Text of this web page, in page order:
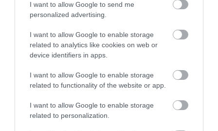
I want to allow Google to send me
personalized advertising.
I want to allow Google to enable storage
related to analytics like cookies on web or
device identifiers in apps.
I want to allow Google to enable storage
related to functionality of the website or app.
I want to allow Google to enable storage
related to personalization.
προσθέσετε ζεστασιά, στυλ και χαρακτήρα σε κάθε
χώρο. Επιλέξτε το για ένα άγγιγμα φυσικής ομορφιάς
και σύγχρονης αισθητικής που θα εντυπωσιάσει.
•Χαλί Μηχανοποίητο 60 % PP, 40% PES shrink
•Ύψος Πέλους: 10mm (+/-5%)